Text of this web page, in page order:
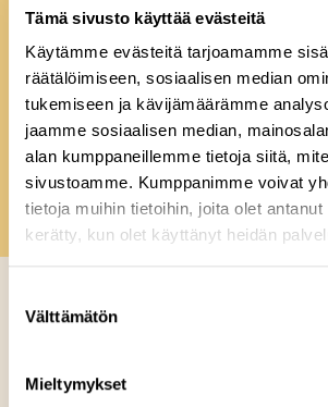
Tämä sivusto käyttää evästeitä
Käytämme evästeitä tarjoamamme
räätälöimiseen, sosiaalisen median
tukemiseen ja kävijämäärämme
jaamme sosiaalisen median,
alan kumppaneillemme tietoja siitä,
sivustoamme. Kumppanimme voivat
tietoja muihin tietoihin, joita olet
kerätty, kun olet käyttänyt heidän
valinta
Välttämätön
Mieltymykset